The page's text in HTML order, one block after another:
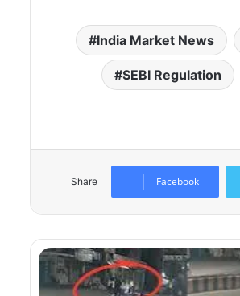
India Market News
SEBI Regulation
Share Facebook